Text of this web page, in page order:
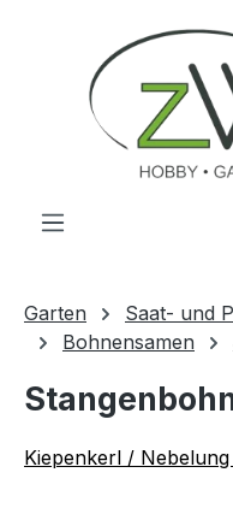
Zum Hauptinhalt
Garten Saat- und
Bohnensamen
Kiepenkerl /